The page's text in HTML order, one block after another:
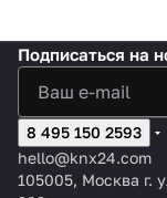
блоков
Gree
VRF в
ы
управл
ения
Pro к
сист
еме
ицио
ниро
вани
ModB
us для
конди
ров
Panas
onic
Подписаться на
8 495 150 2593
hello@knx24.com
105005, Москва г.